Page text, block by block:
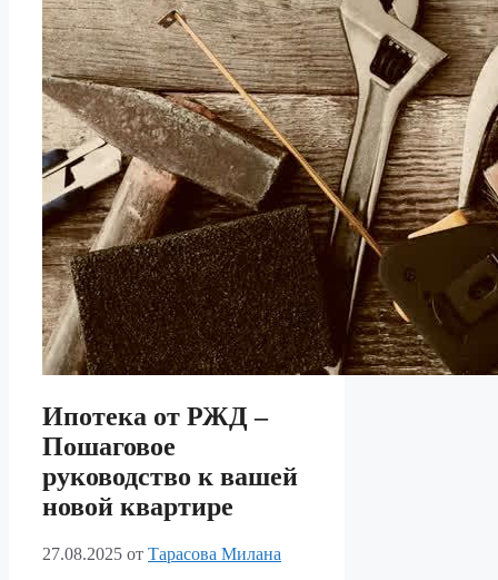
Ипотека от РЖД –
Пошаговое
руководство к вашей
новой квартире
27.08.2025 от Тарасова Милана